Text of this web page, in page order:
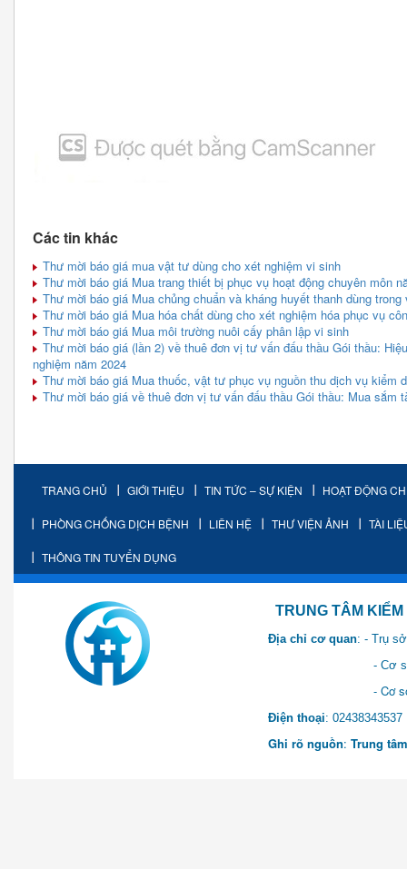
Các tin khác
Thư mời báo giá mua vật tư dùng cho xét nghiệm vi sinh
Thư mời báo giá Mua trang thiết bị phục vụ hoạt động chuyên môn
Thư mời báo giá Mua chủng chuẩn và kháng huyết thanh dùng trong
Thư mời báo giá Mua hóa chất dùng cho xét nghiệm hóa phục vụ
Thư mời báo giá Mua môi trường nuôi cấy phân lập vi sinh
Thư mời báo giá (lần 2) về thuê đơn vị tư vấn đấu thầu Gói thầu:
nghiệm năm 2024
Thư mời báo giá Mua thuốc, vật tư phục vụ nguồn thu dịch vụ kiểm
Thư mời báo giá về thuê đơn vị tư vấn đấu thầu Gói thầu: Mua sắm
TRANG CHỦ GIỚI THIỆU TIN TỨC – SỰ KIỆN HOẠT ĐỘNG
PHÒNG CHỐNG DỊCH BỆNH LIÊN HỆ THƯ VIỆN ẢNH TÀI
THÔNG TIN TUYỂN DỤNG
TRUNG TÂM KIỂM SOÁT
Địa chỉ cơ quan: - Trụ
- Cơ sở 2: Khu Hành
- Cơ sở 3: Số 1 Ngõ 2
Điện thoại:
Ghi rõ nguồn: Trung